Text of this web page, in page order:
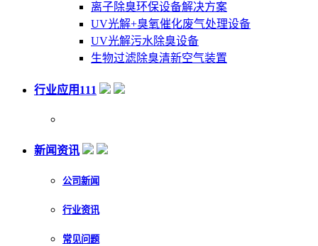
离子除臭环保设备解决方案
UV光解+臭氧催化废气处理设备
UV光解污水除臭设备
生物过滤除臭清新空气装置
行业应用111
新闻资讯
公司新闻
行业资讯
常见问题